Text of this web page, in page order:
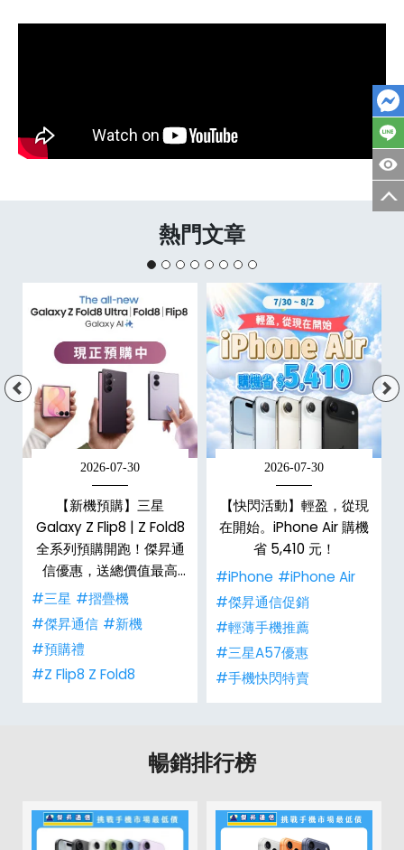
熱門文章
2026-07-30
【新機預購】三星
Galaxy Z Flip8 | Z Fold8
全系列預購開跑！傑昇通
信優惠，送總價值最高
$2,180 好禮
#三星 #摺疊機
#傑昇通信 #新機
#預購禮
#Z Flip8 Z Fold8
2026-07-30
【快閃活動】輕盈，從現
在開始。iPhone Air 購機
省 5,410 元！
#iPhone #iPhone Air
#傑昇通信促銷
#輕薄手機推薦
#三星A57優惠
#手機快閃特賣
暢銷排行榜